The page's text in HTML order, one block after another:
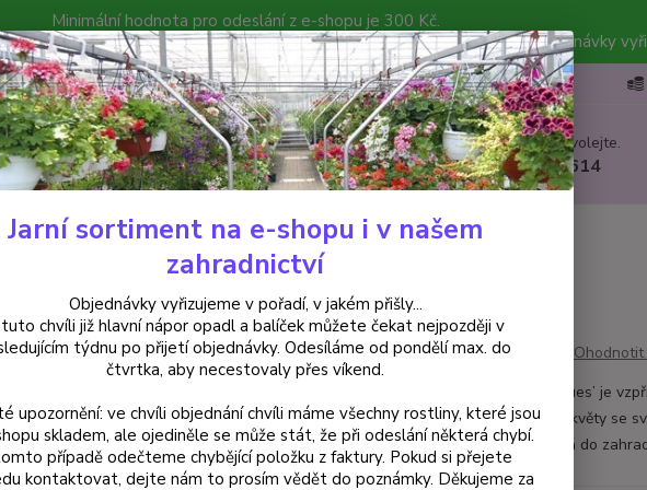
Minimální hodnota pro odeslání z e-shopu je 300 Kč.
můžete čekat nejpozději v následujícím týdnu po přijetí objednávky. Objednávky
Poradna Kontakty
Hledat Nevíte si rady? Zavolejte.
+420 602 223 614
Fuchsie Moody Blues Fuchsie - 1 ks
Blues Fuchsie - 1 ks
Fuchsia ‘Moody Blues’ je
středně velké bílé květy se
bohatě a je vhodná do
Jarní sortiment na e-shopu i v našem
zahradnictví
Objednávky vyřizujeme v pořadí, v jakém přišly...
chvíli již hlavní nápor opadl a balíček můžete čekat nejpozději v
týdnu po přijetí objednávky. Odesíláme od pondělí max. do
čtvrtka, aby necestovaly přes víkend.
upozornění: ve chvíli objednání chvíli máme všechny rostliny, které jsou
skladem, ale ojediněle se může stát, že při odeslání některá chybí.
případě odečteme chybějící položku z faktury. Pokud si přejete
kontaktovat, dejte nám to prosím vědět do poznámky. Děkujeme za